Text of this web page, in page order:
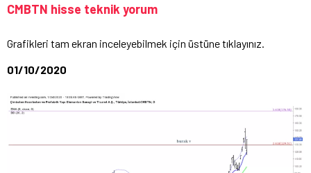
CMBTN hisse teknik yorum
Grafikleri tam ekran inceleyebilmek için üstüne tıklayınız.
01/10/2020